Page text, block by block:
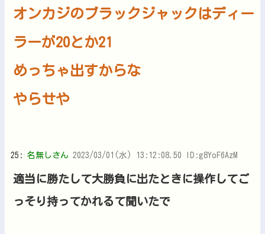
オンカジのブラックジャックはディー
ラーが20とか21
めっちゃ出すからな
やらせや
25: 名無しさん 2023/03/01(水) 13:12:08.50 ID:g8YoF6AzM
適当に勝たして大勝負に出たときに操作してご
っそり持ってかれるて聞いたで